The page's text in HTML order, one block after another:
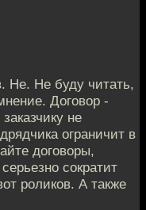
Не. Не буду читать,
Договор -
не
ограничит в
договоры,
сократит
роликов. А также